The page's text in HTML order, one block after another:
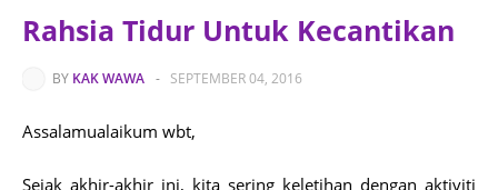
Rahsia Tidur Untuk Kecantikan
BY KAK WAWA - SEPTEMBER 04, 2016
Assalamualaikum wbt,
Sejak akhir-akhir ini, kita sering keletihan dengan aktiviti